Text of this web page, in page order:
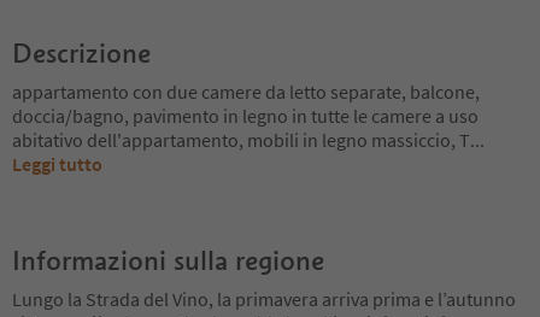
Descrizione
appartamento con due camere da letto separate, balcone,
doccia/bagno, pavimento in legno in tutte le camere a uso
abitativo dell'appartamento, mobili in legno massiccio, T...
Leggi tutto
Informazioni sulla regione
Lungo la Strada del Vino, la primavera arriva prima e l’autunno